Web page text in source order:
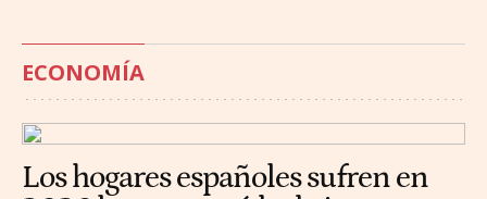
ECONOMÍA
Los hogares españoles sufren en